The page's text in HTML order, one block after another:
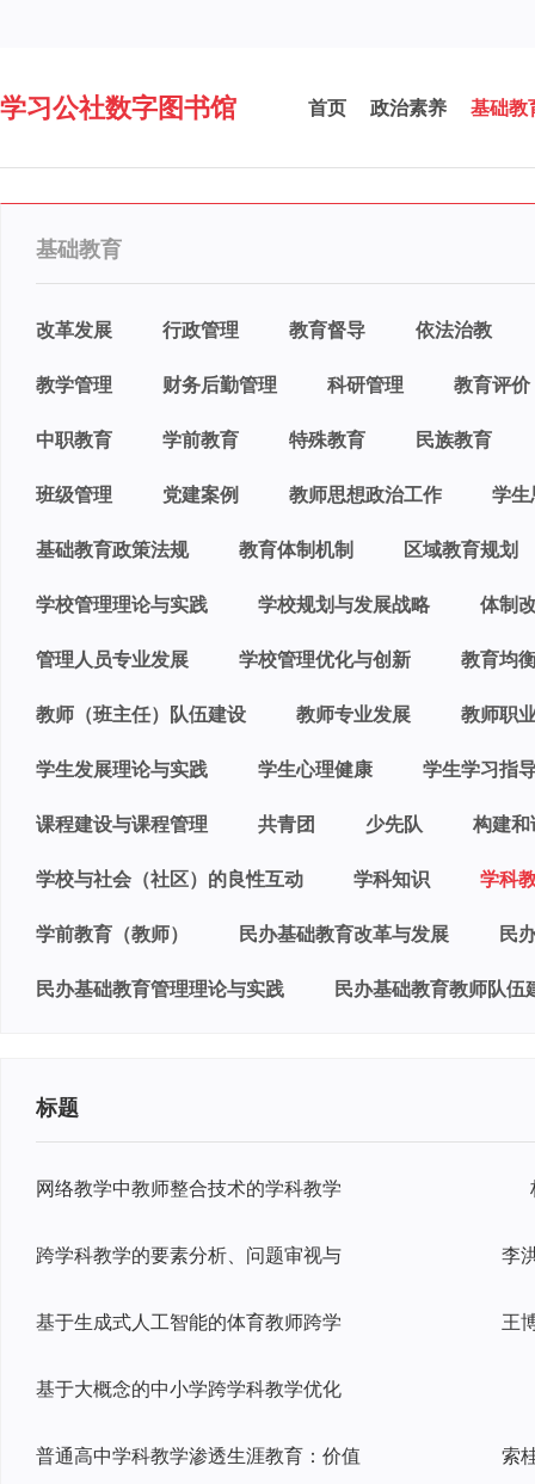
学习公社数字图书馆 首页 政治素养 基础教
基础教育
改革发展 行政管理 教育督导 依法治教
教学管理 财务后勤管理 科研管理 教育评价
中职教育 学前教育 特殊教育 民族教育
班级管理 党建案例 教师思想政治工作 学
基础教育政策法规 教育体制机制 区域教育规划
学校管理理论与实践 学校规划与发展战略 体制
管理人员专业发展 学校管理优化与创新 教育均
教师（班主任）队伍建设 教师专业发展 教师职
学生发展理论与实践 学生心理健康 学生学习指
课程建设与课程管理 共青团 少先队 构建
学校与社会（社区）的良性互动 学科知识 学科
学前教育（教师） 民办基础教育改革与发展 民
民办基础教育管理理论与实践 民办基础教育教师队伍
标题
网络教学中教师整合技术的学科教学
跨学科教学的要素分析、问题审视与
基于生成式人工智能的体育教师跨学
基于大概念的中小学跨学科教学优化
普通高中学科教学渗透生涯教育：价值